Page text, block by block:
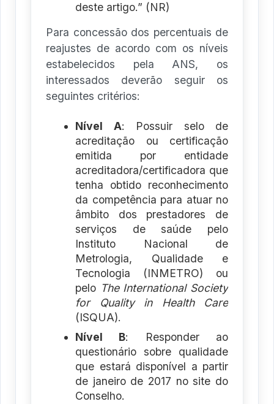
deste artigo.” (NR)
Para concessão dos percentuais de
reajustes de acordo com os níveis
estabelecidos pela ANS, os
interessados deverão seguir os
seguintes critérios:
Nível A: Possuir selo de
acreditação ou certificação
emitida por entidade
acreditadora/certificadora que
tenha obtido reconhecimento
da competência para atuar no
âmbito dos prestadores de
serviços de saúde pelo
Instituto Nacional de
Metrologia, Qualidade e
Tecnologia (INMETRO) ou
pelo The International Society
for Quality in Health Care
(ISQUA).
Nível B: Responder ao
questionário sobre qualidade
que estará disponível a partir
de janeiro de 2017 no site do
Conselho.